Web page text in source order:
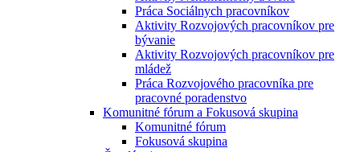
Práca Sociálnych pracovníkov
Aktivity Rozvojových pracovníkov pre
bývanie
Aktivity Rozvojových pracovníkov pre
mládež
Práca Rozvojového pracovníka pre
pracovné poradenstvo
Komunitné fórum a Fokusová skupina
Komunitné fórum
Fokusová skupina